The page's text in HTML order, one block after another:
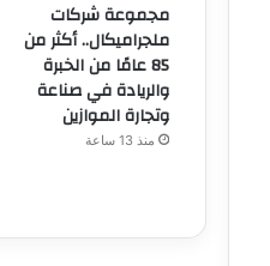
مجموعة شركات
ملجراميكال.. أكثر من
85 عامًا من الخبرة
والريادة في صناعة
وتجارة الموازين
منذ 13 ساعة